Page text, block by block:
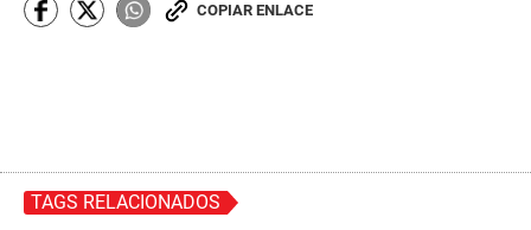
COPIAR ENLACE
TAGS RELACIONADOS